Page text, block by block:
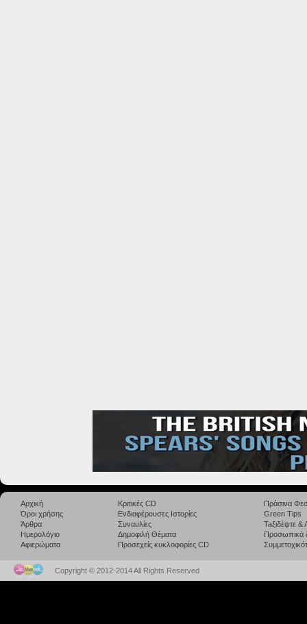
Αρχική
Όροι χρήσης
Άρθρα
Ημερολόγιο
Αφιερώματα
Κριτικές CD
Ενδιαφέρουσες Ιστορίες
Συναυλίες
Δημοφιλή Θέματα
Προσεχείς κυκλοφορίες CD
Πράσινα
Green Tips
Taξιδέψτε
Προσωπικά
Copyright © 2012-2014 All Rights Reserved